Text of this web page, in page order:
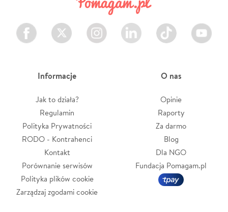
Facebook Twitter Instagram LinkedIn TikTok Youtube
Informacje
Jak to działa?
Regulamin
Polityka Prywatności
RODO - Kontrahenci
Kontakt
Porównanie serwisów
Polityka plików cookie
Zarządzaj zgodami cookie
O nas
Opinie
Raporty
Za darmo
Blog
Dla NGO
Fundacja Pomagam.pl